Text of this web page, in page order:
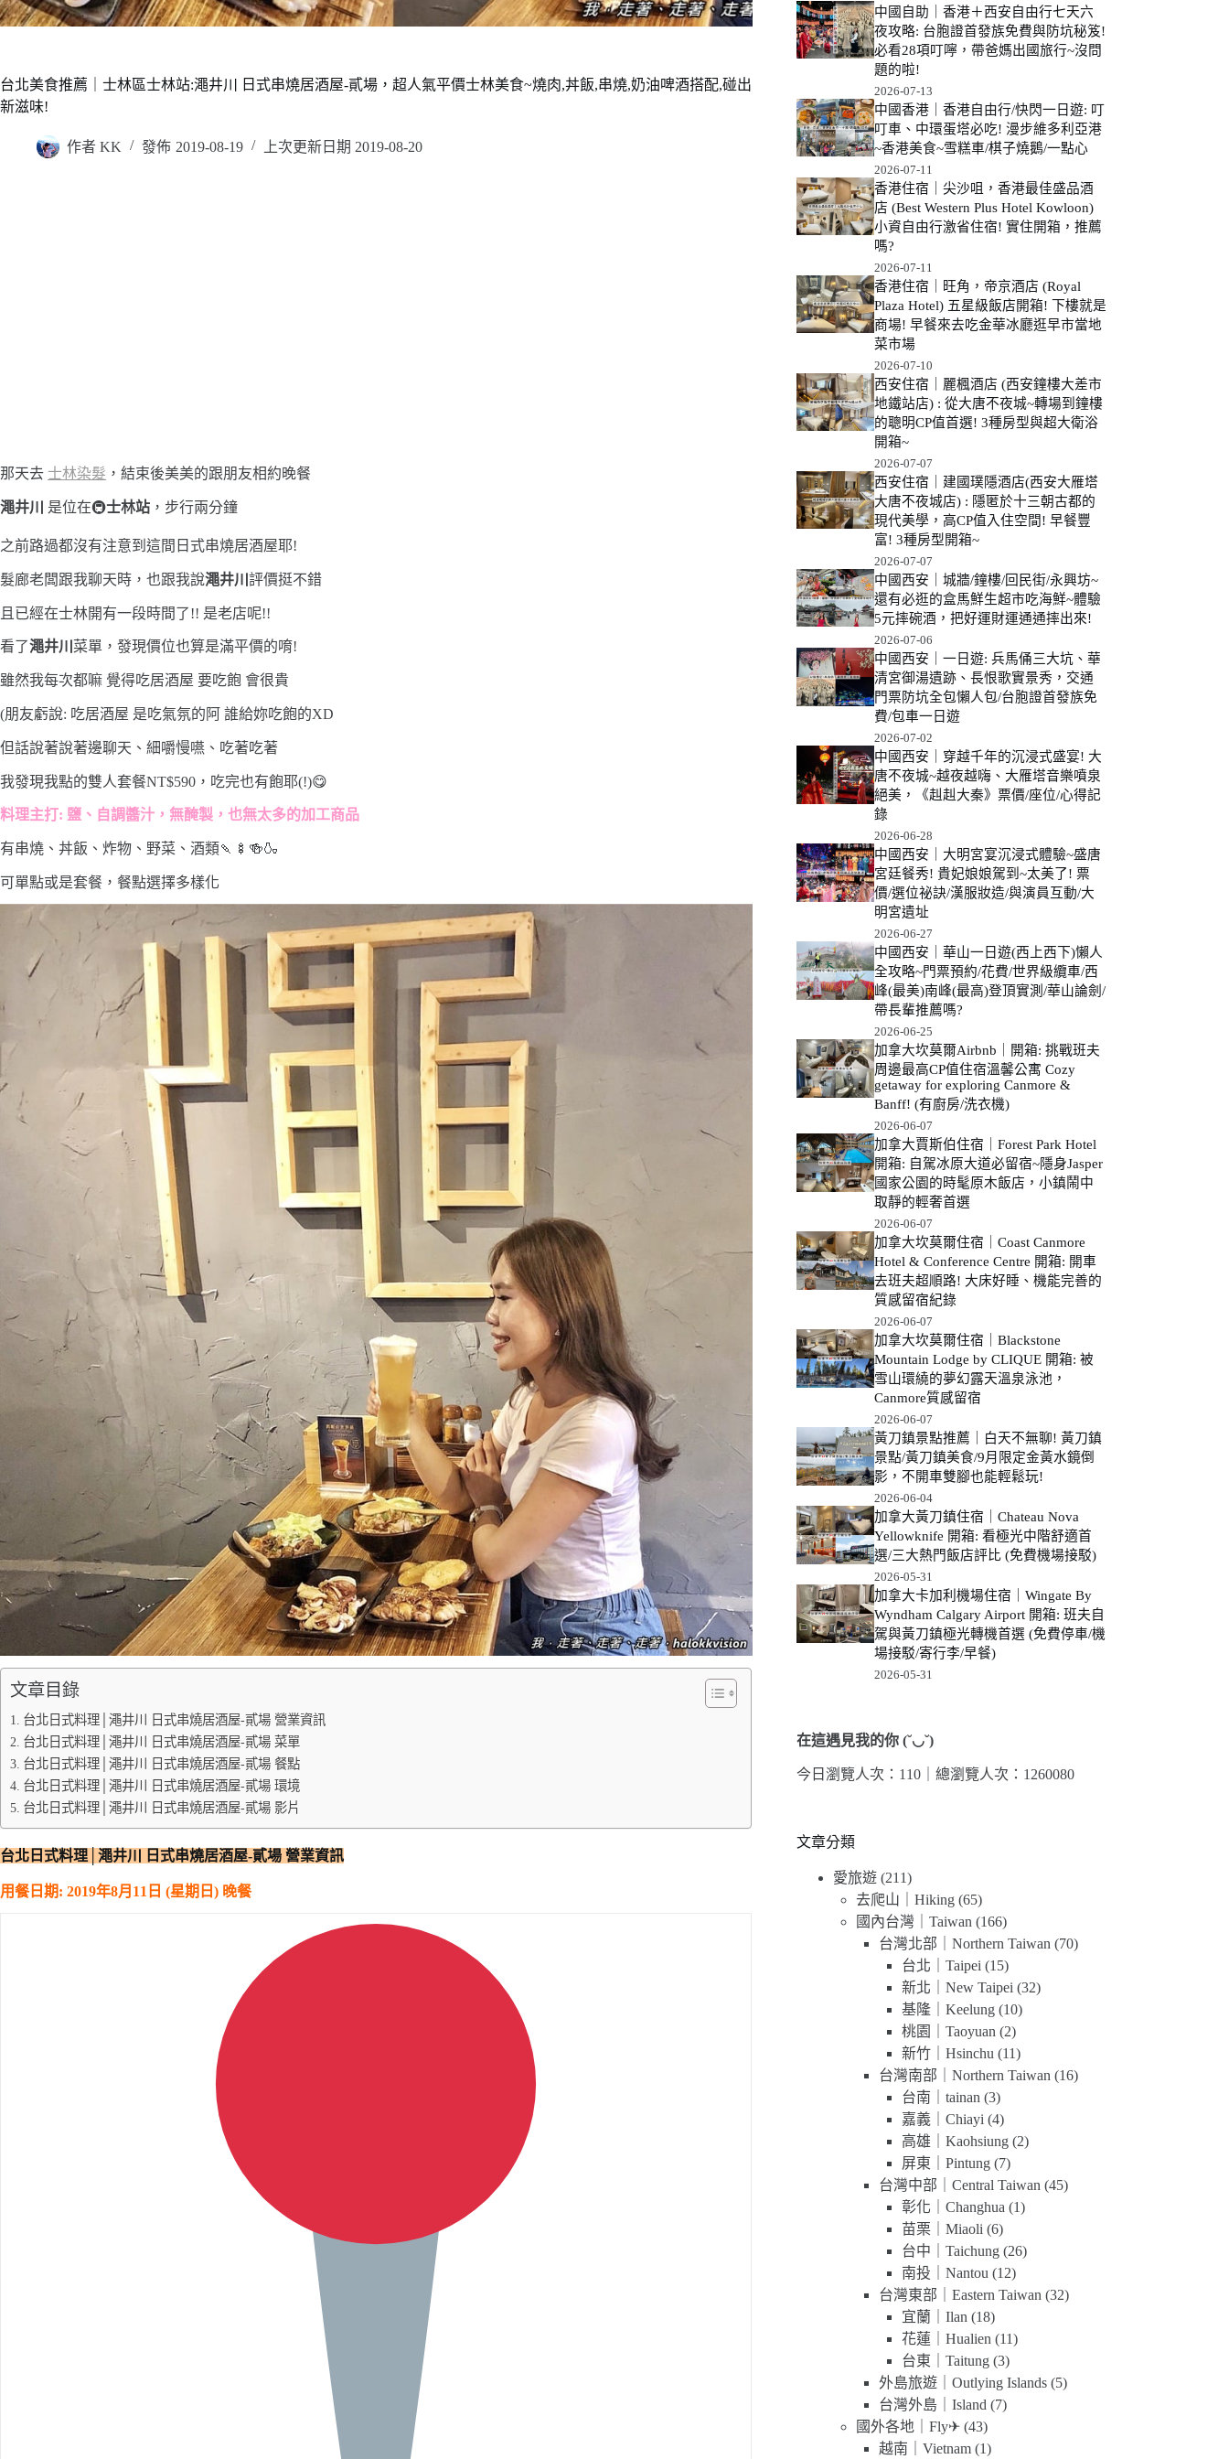
台北美食推薦｜士林區士林站:澠井川 日式串燒居酒屋-貳場，超人氣平價士林美食~燒肉,丼飯,串燒,奶油啤酒搭配,碰出
新滋味!
作者 KK 發佈 2019-08-19 上次更新日期 2019-08-20
那天去 士林染髮 ，結束後美美的跟朋友相約晚餐
澠井川 是位在🚇士林站 ，步行兩分鐘
之前路過都沒有注意到這間日式串燒居酒屋耶!
髮廊老闆跟我聊天時，也跟我說澠井川 評價挺不錯
且已經在士林開有一段時間了!! 是老店呢!!
看了澠井川 菜單，發現價位也算是滿平價的唷!
雖然我每次都嘛 覺得吃居酒屋 要吃飽 會很貴
(朋友虧說: 吃居酒屋 是吃氣氛的阿 誰給妳吃飽的XD
但話說著說著邊聊天、細嚼慢嚥、吃著吃著
我發現我點的雙人套餐NT$590，吃完也有飽耶(!)😋
料理主打: 鹽、自調醬汁，無醃製，也無太多的加工商品
有串燒、丼飯、炸物、野菜、酒類🍡🍢🍻🍶
可單點或是套餐，餐點選擇多樣化
文章目錄
台北日式料理│澠井川 日式串燒居酒屋-貳場 營業資訊
台北日式料理│澠井川 日式串燒居酒屋-貳場 菜單
台北日式料理│澠井川 日式串燒居酒屋-貳場 餐點
台北日式料理│澠井川 日式串燒居酒屋-貳場 環境
台北日式料理│澠井川 日式串燒居酒屋-貳場 影片
台北日式料理│澠井川 日式串燒居酒屋-貳場 營業資訊
用餐日期: 2019年8月11日 (星期日) 晚餐
中國自助｜香港＋西安自由行七天六
夜攻略: 台胞證首發族免費與防坑秘笈!
必看28項叮嚀，帶爸媽出國旅行~沒問
題的啦!
2026-07-13
中國香港｜香港自由行/快閃一日遊: 叮
叮車、中環蛋塔必吃! 漫步維多利亞港
~香港美食~雪糕車/棋子燒鵝/一點心
2026-07-11
香港住宿｜尖沙咀，香港最佳盛品酒
店 (Best Western Plus Hotel Kowloon)
小資自由行激省住宿! 實住開箱，推薦
嗎?
2026-07-11
香港住宿｜旺角，帝京酒店 (Royal
Plaza Hotel) 五星級飯店開箱! 下樓就是
商場! 早餐來去吃金華冰廳逛早市當地
菜市場
2026-07-10
西安住宿｜麗楓酒店 (西安鐘樓大差市
地鐵站店) : 從大唐不夜城~轉場到鐘樓
的聰明CP值首選! 3種房型與超大衛浴
開箱~
2026-07-07
西安住宿｜建國璞隱酒店(西安大雁塔
大唐不夜城店) : 隱匿於十三朝古都的
現代美學，高CP值入住空間! 早餐豐
富! 3種房型開箱~
2026-07-07
中國西安｜城牆/鐘樓/回民街/永興坊~
還有必逛的盒馬鮮生超市吃海鮮~體驗
5元摔碗酒，把好運財運通通摔出來!
2026-07-06
中國西安｜一日遊: 兵馬俑三大坑、華
清宮御湯遺跡、長恨歌實景秀，交通
門票防坑全包懶人包/台胞證首發族免
費/包車一日遊
2026-07-02
中國西安｜穿越千年的沉浸式盛宴! 大
唐不夜城~越夜越嗨、大雁塔音樂噴泉
絕美，《赳赳大秦》票價/座位/心得記
錄
2026-06-28
中國西安｜大明宮宴沉浸式體驗~盛唐
宮廷餐秀! 貴妃娘娘駕到~太美了! 票
價/選位祕訣/漢服妝造/與演員互動/大
明宮遺址
2026-06-27
中國西安｜華山一日遊(西上西下)懶人
全攻略~門票預約/花費/世界級纜車/西
峰(最美)南峰(最高)登頂實測/華山論劍/
帶長輩推薦嗎?
2026-06-25
加拿大坎莫爾Airbnb｜開箱: 挑戰班夫
周邊最高CP值住宿溫馨公寓 Cozy
getaway for exploring Canmore &
Banff! (有廚房/洗衣機)
2026-06-07
加拿大賈斯伯住宿｜Forest Park Hotel
開箱: 自駕冰原大道必留宿~隱身Jasper
國家公園的時髦原木飯店，小鎮鬧中
取靜的輕奢首選
2026-06-07
加拿大坎莫爾住宿｜Coast Canmore
Hotel & Conference Centre 開箱: 開車
去班夫超順路! 大床好睡、機能完善的
質感留宿紀錄
2026-06-07
加拿大坎莫爾住宿｜Blackstone
Mountain Lodge by CLIQUE 開箱: 被
雪山環繞的夢幻露天溫泉泳池，
Canmore質感留宿
2026-06-07
黃刀鎮景點推薦｜白天不無聊! 黃刀鎮
景點/黃刀鎮美食/9月限定金黃水鏡倒
影，不開車雙腳也能輕鬆玩!
2026-06-04
加拿大黃刀鎮住宿｜Chateau Nova
Yellowknife 開箱: 看極光中階舒適首
選/三大熱門飯店評比 (免費機場接駁)
2026-05-31
加拿大卡加利機場住宿｜Wingate By
Wyndham Calgary Airport 開箱: 班夫自
駕與黃刀鎮極光轉機首選 (免費停車/機
場接駁/寄行李/早餐)
2026-05-31
在這遇見我的你 (˘◡˘)
今日瀏覽人次：110｜ 總瀏覽人次：1260080
文章分類
愛旅遊(211)
去爬山｜Hiking(65)
國內台灣｜Taiwan (166)
台灣北部｜Northern Taiwan (70)
台北｜Taipei (15)
新北｜New Taipei (32)
基隆｜Keelung(10)
桃園｜Taoyuan (2)
新竹｜Hsinchu (11)
台灣南部｜Northern Taiwan (16)
台南｜tainan (3)
嘉義｜Chiayi (4)
高雄｜Kaohsiung(2)
屏東｜Pintung(7)
台灣中部｜Central Taiwan (45)
彰化｜Changhua (1)
苗栗｜Miaoli (6)
台中｜Taichung(26)
南投｜Nantou (12)
台灣東部｜Eastern Taiwan (32)
宜蘭｜Ilan (18)
花蓮｜Hualien (11)
台東｜Taitung(3)
外島旅遊｜Outlying Islands(5)
台灣外島｜Island (7)
國外各地｜Fly✈(43)
越南｜Vietnam(1)